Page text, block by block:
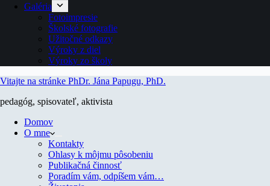
Galéria
Fotoimpresie
Školské fotografie
Užitočné odkazy
Výroky z diel
Výroky zo školy
Vitajte na stránke PhDr. Jána Papugu, PhD.
pedagóg, spisovateľ, aktivista
Domov
O mne
Kontakty
Ohlasy k môjmu pôsobeniu
Publikačná činnosť
Poradím vám, odpíšem vám…